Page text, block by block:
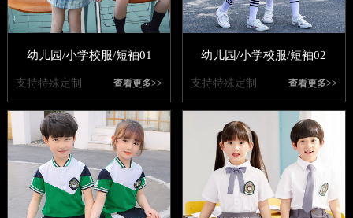
幼儿园/小学校服/短袖01
支持特殊定制 查看更多>>
幼儿园/小学校服/短袖02
支持特殊定制 查看更多>>